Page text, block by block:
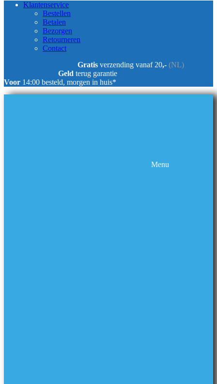
Klantenservice
Bestellen
Betalen
Bezorgen
Retourneren
Contact
Gratis verzending vanaf 20,- (NL)
Geld terug garantie
Voor 14:00 besteld, morgen in huis*
Menu